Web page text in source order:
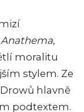
Anathema,
moralitu
stylem. Ze
hlavně
podtextem.